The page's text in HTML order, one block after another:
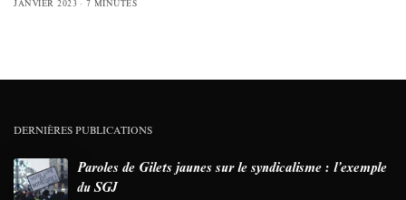
JANVIER 2023 7 MINUTES
DERNIÈRES PUBLICATIONS
Paroles de Gilets jaunes sur le syndicalisme : l’exemple
du SGJ